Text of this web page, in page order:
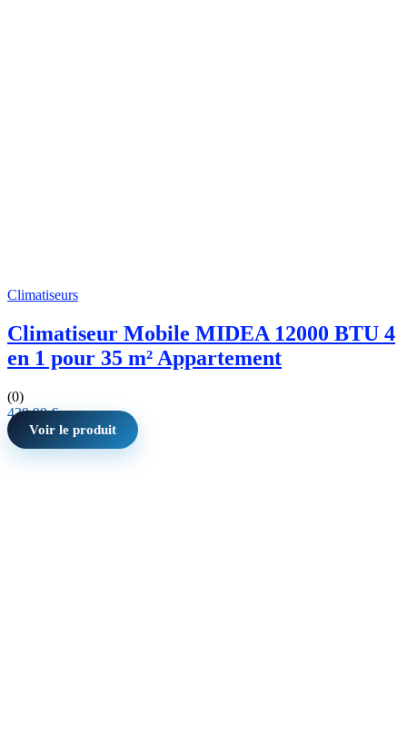
Climatiseurs
Climatiseur Mobile MIDEA 12000 BTU 4
en 1 pour 35 m² Appartement
(0)
439,99€
Voir le produit